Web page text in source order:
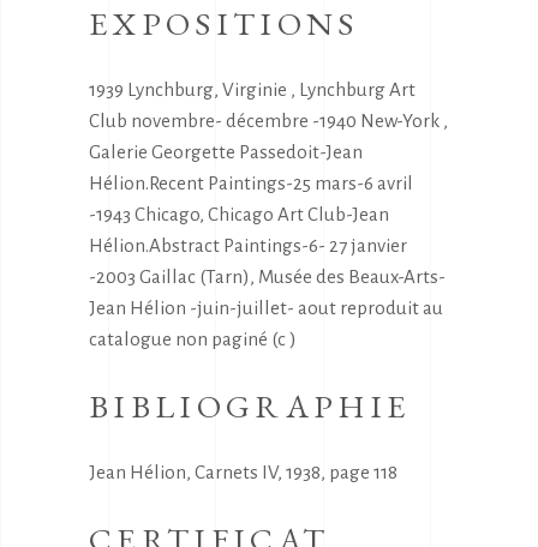
EXPOSITIONS
1939 Lynchburg, Virginie , Lynchburg Art
Club novembre- décembre -1940 New-York ,
Galerie Georgette Passedoit-Jean
Hélion.Recent Paintings-25 mars-6 avril
-1943 Chicago, Chicago Art Club-Jean
Hélion.Abstract Paintings-6- 27 janvier
-2003 Gaillac (Tarn), Musée des Beaux-Arts-
Jean Hélion -juin-juillet- aout reproduit au
catalogue non paginé (c )
BIBLIOGRAPHIE
Jean Hélion, Carnets IV, 1938, page 118